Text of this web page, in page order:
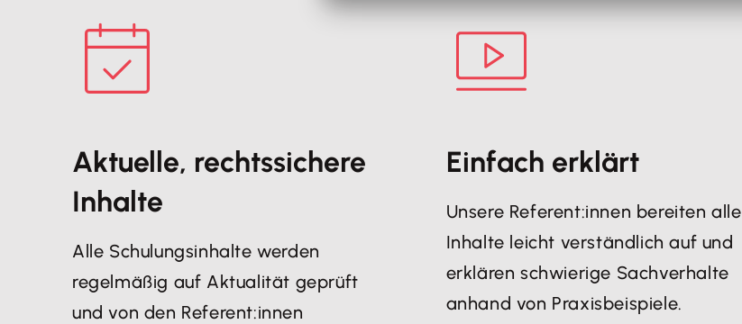
Aktuelle, rechtssichere
Inhalte
Alle Schulungsinhalte werden
regelmäßig auf Aktualität geprüft
und von den Referent:innen
Einfach erklärt
Unsere Referent:innen bereiten alle
Inhalte leicht verständlich auf und
erklären schwierige Sachverhalte
anhand von Praxisbeispiele.